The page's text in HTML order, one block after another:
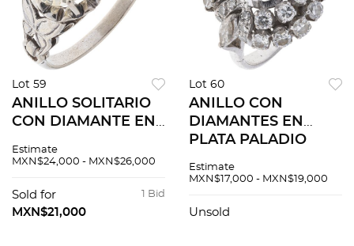
Lot 59
ANILLO SOLITARIO
CON DIAMANTE EN
Estimate
MXN$24,000 - MXN$26,000
1 Bid
Sold for
MXN$21,000
Lot 60
ANILLO CON
DIAMANTES EN
PLATA PALADIO
Estimate
MXN$17,000 - MXN$19,000
Unsold